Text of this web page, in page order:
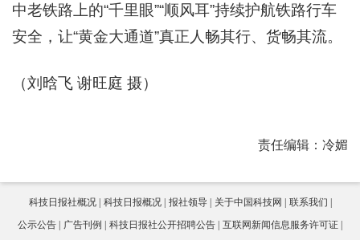
中老铁路上的“千里眼”“顺风耳”持续护航铁路行车
安全，让“黄金大通道”真正人畅其行、货畅其流。
（刘晗飞 谢旺庭 摄）
责任编辑：冷媚
科技日报社概况 科技日报概况 报社领导 关于中国科技网
联系我们
公示公告
广告刊例 科技日报社公开招聘公告 互联网新闻信息服务许可证